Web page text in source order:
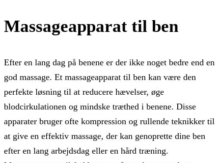
Massageapparat til ben
Efter en lang dag på benene er der ikke noget bedre end en
god massage. Et massageapparat til ben kan være den
perfekte løsning til at reducere hævelser, øge
blodcirkulationen og mindske træthed i benene. Disse
apparater bruger ofte kompression og rullende teknikker til
at give en effektiv massage, der kan genoprette dine ben
efter en lang arbejdsdag eller en hård træning.